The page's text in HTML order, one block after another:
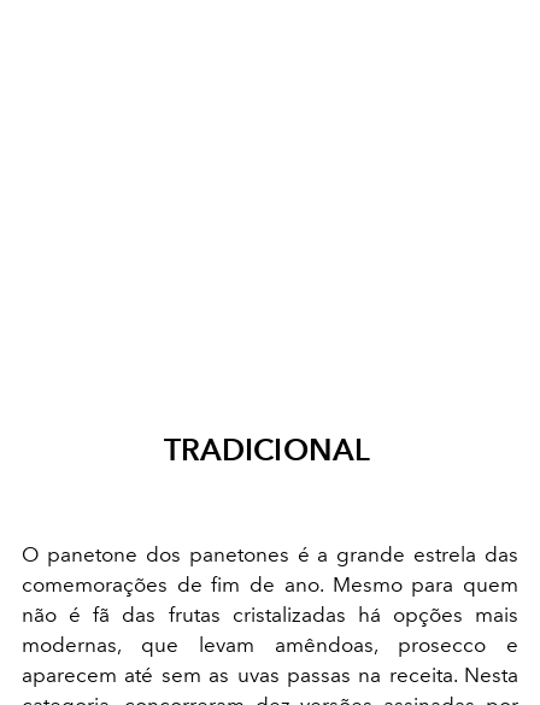
TRADICIONAL
O panetone dos panetones é a grande estrela das
comemorações de fim de ano. Mesmo para quem
não é fã das frutas cristalizadas há opções mais
modernas, que levam amêndoas, prosecco e
aparecem até sem as uvas passas na receita. Nesta